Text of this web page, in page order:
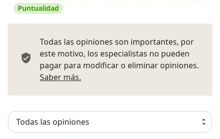
Puntualidad
Todas las opiniones son importantes, por
este motivo, los especialistas no pueden
pagar para modificar o eliminar opiniones.
Saber más.